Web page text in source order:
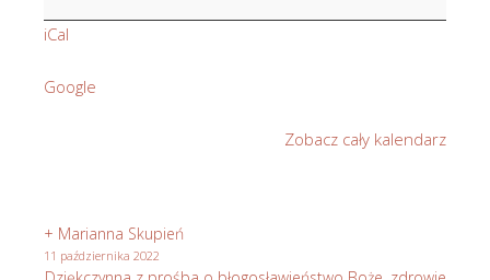
iCal
Google
Zobacz cały kalendarz
+ Marianna Skupień
11 października 2022